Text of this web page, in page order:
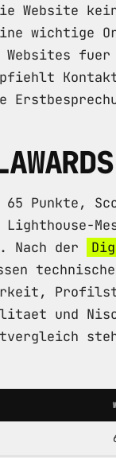
Website
wichtige
Punkte,
Nach der
technische
und